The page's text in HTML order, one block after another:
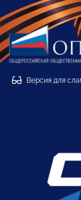
Версия для